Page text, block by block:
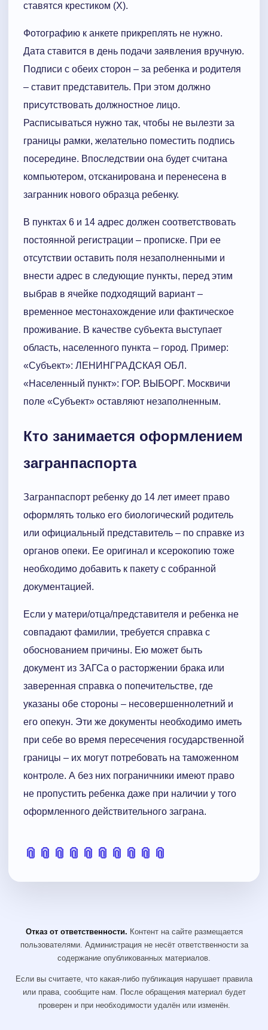
ставятся крестиком (Х).
Фотографию к анкете прикреплять не нужно.
Дата ставится в день подачи заявления вручную.
Подписи с обеих сторон – за ребенка и родителя
– ставит представитель. При этом должно
присутствовать должностное лицо.
Расписываться нужно так, чтобы не вылезти за
границы рамки, желательно поместить подпись
посередине. Впоследствии она будет считана
компьютером, отсканирована и перенесена в
загранник нового образца ребенку.
В пунктах 6 и 14 адрес должен соответствовать
постоянной регистрации – прописке. При ее
отсутствии оставить поля незаполненными и
внести адрес в следующие пункты, перед этим
выбрав в ячейке подходящий вариант –
временное местонахождение или фактическое
проживание. В качестве субъекта выступает
область, населенного пункта – город. Пример:
«Субъект»: ЛЕНИНГРАДСКАЯ ОБЛ.
«Населенный пункт»: ГОР. ВЫБОРГ. Москвичи
поле «Субъект» оставляют незаполненным.
Кто занимается оформлением
загранпаспорта
Загранпаспорт ребенку до 14 лет имеет право
оформлять только его биологический родитель
или официальный представитель – по справке из
органов опеки. Ее оригинал и ксерокопию тоже
необходимо добавить к пакету с собранной
документацией.
Если у матери/отца/представителя и ребенка не
совпадают фамилии, требуется справка с
обоснованием причины. Ею может быть
документ из ЗАГСа о расторжении брака или
заверенная справка о попечительстве, где
указаны обе стороны – несовершеннолетний и
его опекун. Эти же документы необходимо иметь
при себе во время пересечения государственной
границы – их могут потребовать на таможенном
контроле. А без них пограничники имеют право
не пропустить ребенка даже при наличии у того
оформленного действительного заграна.
📎 📎 📎 📎 📎 📎 📎 📎 📎 📎
Отказ от ответственности. Контент на сайте размещается
пользователями. Администрация не несёт ответственности за
содержание опубликованных материалов.
Если вы считаете, что какая-либо публикация нарушает правила
или права, сообщите нам. После обращения материал будет
проверен и при необходимости удалён или изменён.